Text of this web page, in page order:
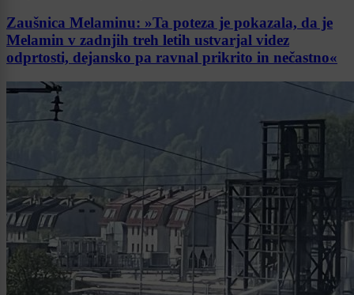
Zaušnica Melaminu: »Ta poteza je pokazala, da je
Melamin v zadnjih treh letih ustvarjal videz
odprtosti, dejansko pa ravnal prikrito in nečastno«